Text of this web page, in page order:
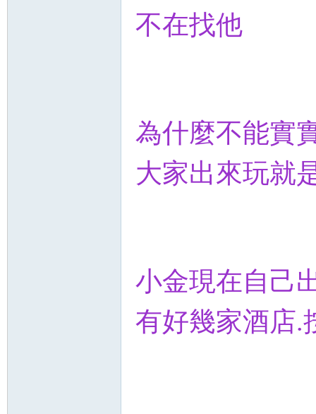
不在找他
為什麼不能實
大家出來玩就
小金現在自己
有好幾家酒店.